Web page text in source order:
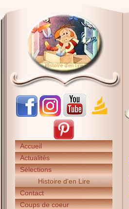
Accueil
Actualités
Sélections
Histoire d'en Lire
Contact
Coups de coeur